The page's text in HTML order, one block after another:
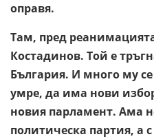
оправя.
Там, пред
Костадинов. Той е
България. И много му
умре, да има нови
новия парламент. Ама
политическа партия, а